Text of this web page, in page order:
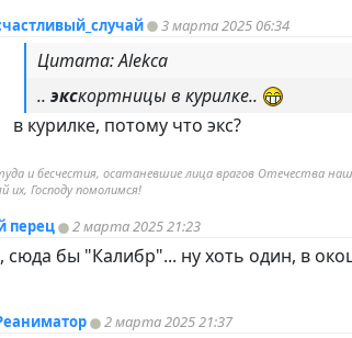
3 марта 2025 06:34
Цитата: Alekca
.. экскортницы в курилке..
в курилке, потому что экс?
и бесчестия, осатаневшие лица врагов Отечества
их, Господу помолимся!
перец 2 марта 2025 21:23
сюда бы "Калибр"... ну хоть один, в
2 марта 2025 21:37